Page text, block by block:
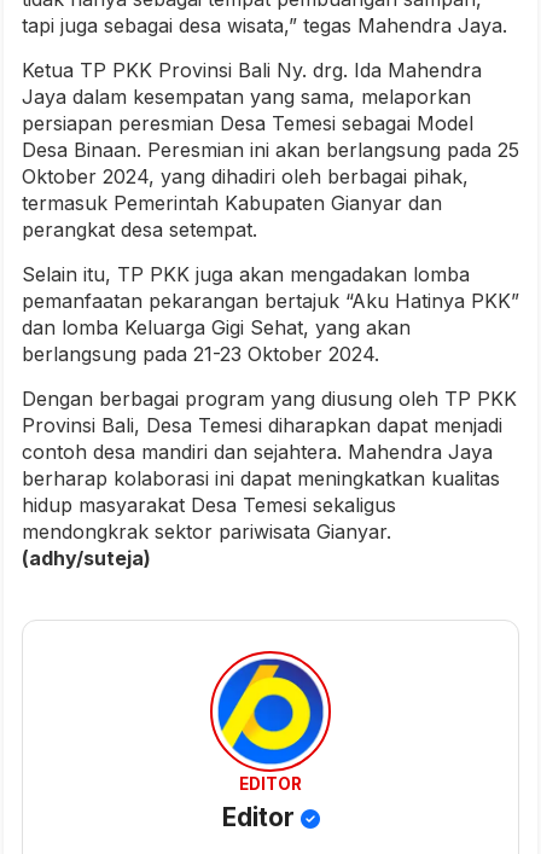
tapi juga sebagai desa wisata,” tegas Mahendra Jaya.
Ketua TP PKK Provinsi Bali Ny. drg. Ida Mahendra
Jaya dalam kesempatan yang sama, melaporkan
persiapan peresmian Desa Temesi sebagai Model
Desa Binaan. Peresmian ini akan berlangsung pada 25
Oktober 2024, yang dihadiri oleh berbagai pihak,
termasuk Pemerintah Kabupaten Gianyar dan
perangkat desa setempat.
Selain itu, TP PKK juga akan mengadakan lomba
pemanfaatan pekarangan bertajuk “Aku Hatinya PKK”
dan lomba Keluarga Gigi Sehat, yang akan
berlangsung pada 21-23 Oktober 2024.
Dengan berbagai program yang diusung oleh TP PKK
Provinsi Bali, Desa Temesi diharapkan dapat menjadi
contoh desa mandiri dan sejahtera. Mahendra Jaya
berharap kolaborasi ini dapat meningkatkan kualitas
hidup masyarakat Desa Temesi sekaligus
mendongkrak sektor pariwisata Gianyar.
(adhy/suteja)
EDITOR
Editor